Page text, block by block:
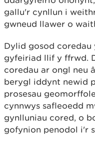
gallu'r cynllun i
gwneud llawer o
Dylid gosod coredau
gyfeiriad llif y ffrwd.
coredau ar ongl neu
berygl iddynt newid
prosesau
cynnwys safleoedd
gynlluniau cored, o
gofynion penodol i'r